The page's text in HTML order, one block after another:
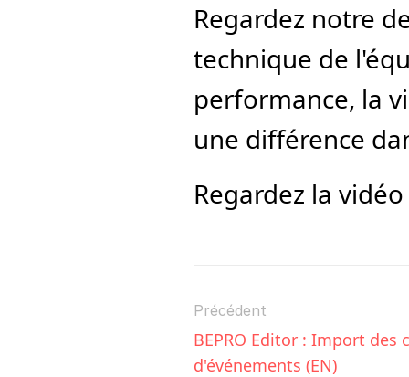
Regardez notre
technique de
performance, la
une différence
Regardez la
Précédent
BEPRO Editor : Import des
d'événements (EN)